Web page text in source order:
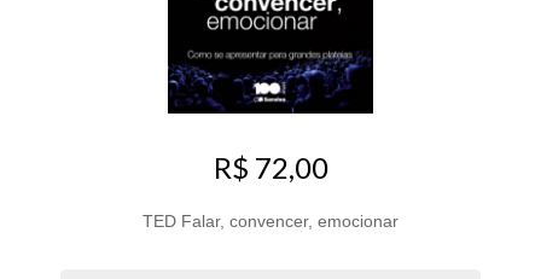
R$ 72,00
TED Falar, convencer, emocionar